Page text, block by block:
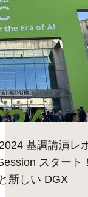
基調講演レ
スタート
新しい DGX